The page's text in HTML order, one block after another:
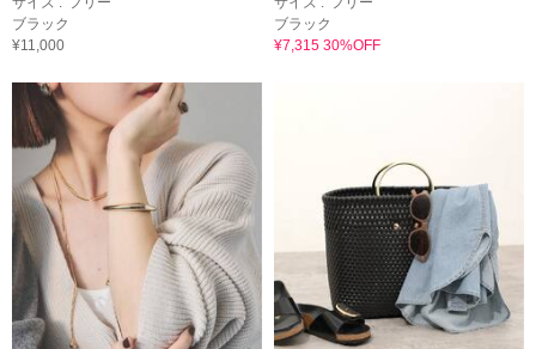
ブラック
¥11,000
ブラック
¥7,315 30%OFF